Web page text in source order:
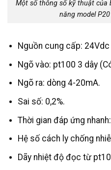
Một số thông số kỹ thuật của
năng model
Nguồn cung cấp:
Ngõ vào: pt100 3 dây
Ngõ ra: dòng 4-20mA.
Sai số: 0,2%.
Thời gian đáp ứng
Hệ số cách ly chống
Dãy nhiệt độ đọc từ